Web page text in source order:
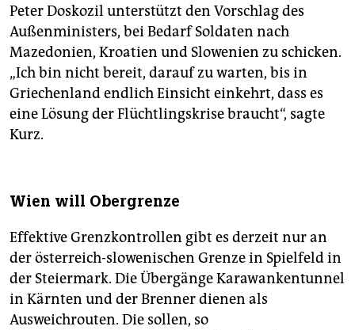
Peter Doskozil unterstützt den Vorschlag des
Außenministers, bei Bedarf Soldaten nach
Mazedonien, Kroatien und Slowenien zu schicken.
„Ich bin nicht bereit, darauf zu warten, bis in
Griechenland endlich Einsicht einkehrt, dass es
eine Lösung der Flüchtlingskrise braucht“, sagte
Kurz.
Wien will Obergrenze
Effektive Grenzkontrollen gibt es derzeit nur an
der österreich-slowenischen Grenze in Spielfeld in
der Steiermark. Die Übergänge Karawankentunnel
in Kärnten und der Brenner dienen als
Ausweichrouten. Die sollen, so